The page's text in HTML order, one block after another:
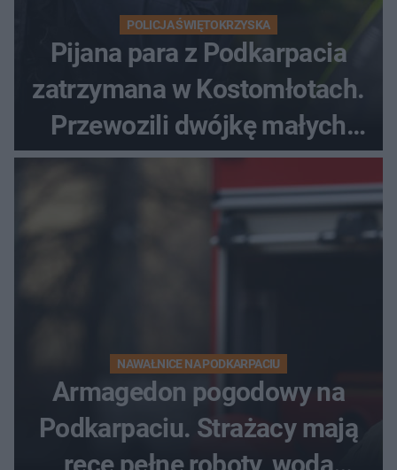
POLICJA ŚWIĘTOKRZYSKA
Pijana para z Podkarpacia
zatrzymana w Kostomłotach.
Przewozili dwójkę małych
dzieci
NAWAŁNICE NA PODKARPACIU
Armagedon pogodowy na
Podkarpaciu. Strażacy mają